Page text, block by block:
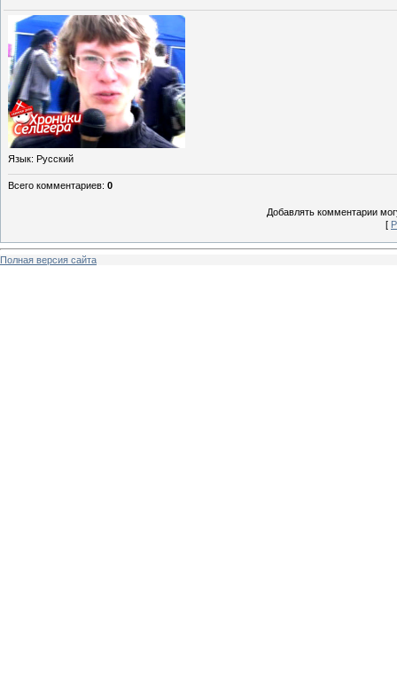
Язык: Русский
Всего комментариев: 0
Добавлять комментарии
[
Полная версия сайта